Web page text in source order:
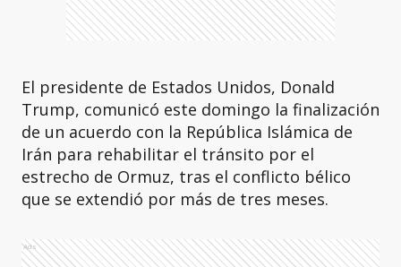
El presidente de Estados Unidos, Donald
Trump, comunicó este domingo la finalización
de un acuerdo con la República Islámica de
Irán para rehabilitar el tránsito por el
estrecho de Ormuz, tras el conflicto bélico
que se extendió por más de tres meses.
Ads